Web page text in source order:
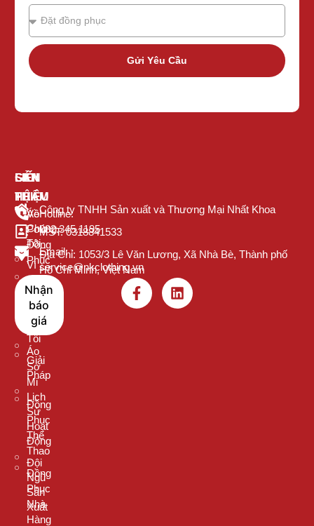
Gửi Yêu Cầu
Công ty TNHH Sản xuất và Thương Mại Nhất Khoa
MST: 0318841533
Địa Chỉ: 1053/3 Lê Văn Lương, Xã Nhà Bè, Thành phố
Hồ Chí Minh, Việt Nam
GIỚI
THIỆU
Về
Chúng
Tôi
Vì
Sao
Nên
Chọn
Chúng
Tôi
Giải
Pháp
Lịch
Sử
Hoạt
Động
Đội
Ngũ
Sản
Xuất
SẢN
PHẨM
Áo
Polo
Đồng
Phục
Thun
Cổ
Tròn
Áo
Sơ
Mi
Đồng
Phục
Thể
Thao
Đồng
Phục
Nhà
Hàng
LIÊN
HỆ
Hotline:
082.345.1195
Email:
service@nkclothing.vn
Nhận
báo
giá